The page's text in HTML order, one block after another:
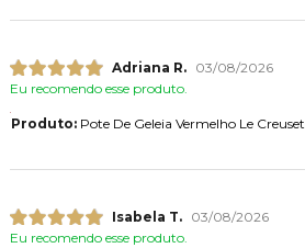
Adriana R.
03/08/2026
Eu recomendo esse produto.
Produto:Pote De Geleia Vermelho Le Creuset
Isabela T.
03/08/2026
Eu recomendo esse produto.